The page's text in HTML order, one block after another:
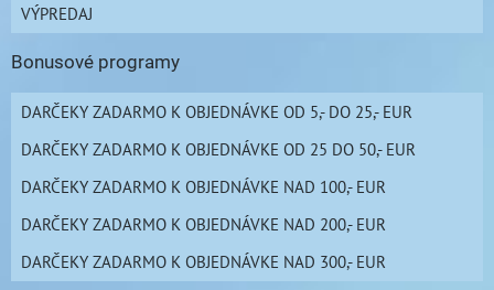
VÝPREDAJ
Bonusové programy
DARČEKY ZADARMO K OBJEDNÁVKE OD 5,- DO 25,- EUR
DARČEKY ZADARMO K OBJEDNÁVKE OD 25 DO 50,- EUR
DARČEKY ZADARMO K OBJEDNÁVKE NAD 100,- EUR
DARČEKY ZADARMO K OBJEDNÁVKE NAD 200,- EUR
DARČEKY ZADARMO K OBJEDNÁVKE NAD 300,- EUR